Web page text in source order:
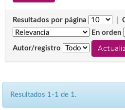
Resultados por página
En orden
Autor/registro
Resultados 1-1 de 1.